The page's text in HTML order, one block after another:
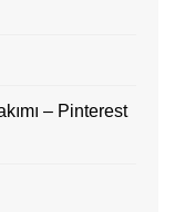
– Pinterest